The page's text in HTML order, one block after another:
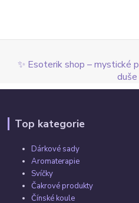
✨ Esoterik shop – mystické
duše
Top kategorie
Dárkové sady
Aromaterapie
Svíčky
Čakrové produkty
Čínské koule